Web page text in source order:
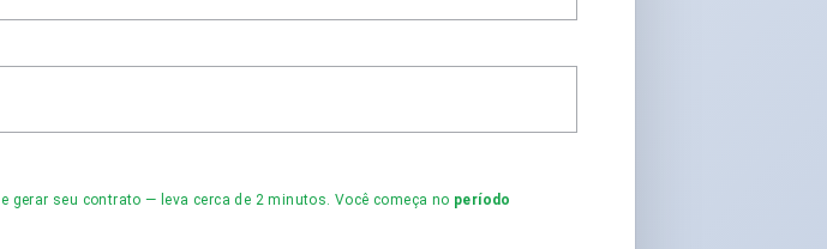
e gerar seu contrato — leva cerca de 2 minutos. Você começa no período